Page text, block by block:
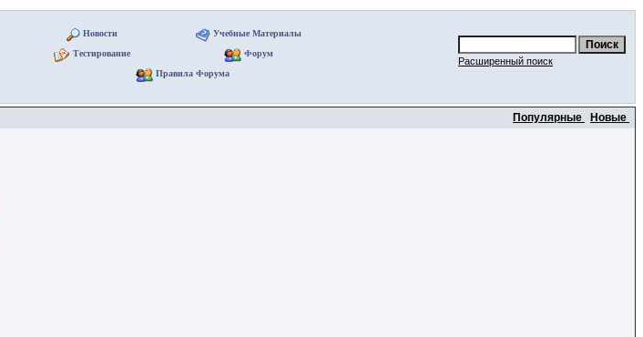
Новости
Учебные Материалы
Тестирование
Форум
Правила Форума
Расширенный поиск
Популярные
Новые